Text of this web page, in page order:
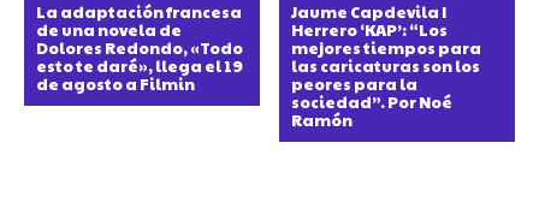
La adaptación francesa
de una novela de
Dolores Redondo, «Todo
esto te daré», llega el 19
de agosto a Filmin
Jaume Capdevila I
Herrero ‘KAP’: “Los
mejores tiempos para
las caricaturas son los
peores para la
sociedad”. Por Noé
Ramón